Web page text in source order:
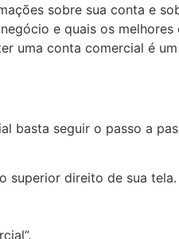
sobre sua conta e
e quais os
uma conta comercial é
basta seguir o passo a
superior direito de sua tela.